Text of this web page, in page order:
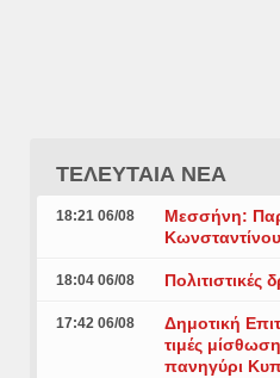
ΤΕΛΕΥΤΑΙΑ ΝΕΑ
18:21 06/08
Μεσσήνη:
18:04 06/08 Πολιτιστικές
17:42 06/08
Δημοτική
τιμές
πανηγύρι